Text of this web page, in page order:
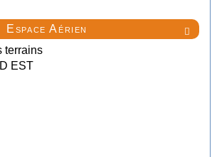

Espace Aérien
terrains
EST